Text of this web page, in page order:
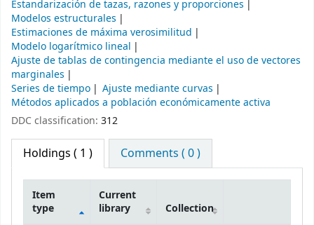
Estandarización de tazas, razones y proporciones
Modelos estructurales
Estimaciones de máxima verosimilitud
Modelo logarítmico lineal
Ajuste de tablas de contingencia mediante el uso de vectores
marginales
Series de tiempo
Ajuste mediante curvas
Métodos aplicados a población económicamente activa
DDC classification: 312
Holdings ( 1 ) Comments ( 0 )
Item
type
Current
library
Collection